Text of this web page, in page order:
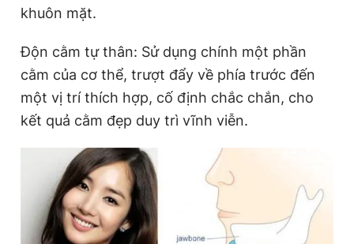
khuôn mặt.
Độn cằm tự thân: Sử dụng chính một phần
cằm của cơ thể, trượt đẩy về phía trước đến
một vị trí thích hợp, cố định chắc chắn, cho
kết quả cằm đẹp duy trì vĩnh viễn.